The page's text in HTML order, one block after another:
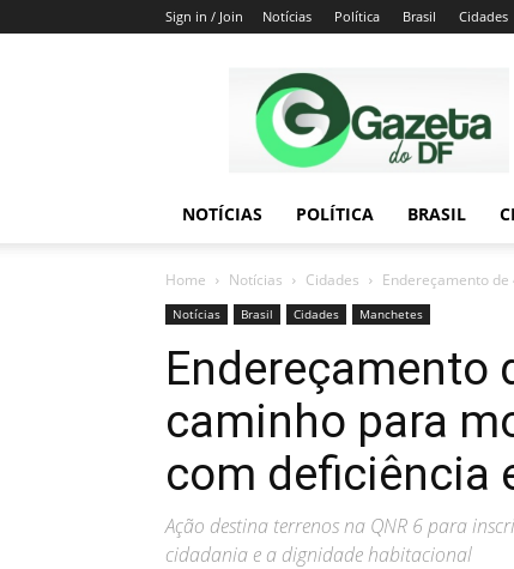
Sign in / Join Notícias Política Brasil Cidades
do
DF
NOTÍCIAS POLÍTICA BRASIL
Home Notícias Cidades Endereçamento
Notícias Brasil Cidades Manchetes
Endereçamento
caminho para
com deficiência
Ação destina terrenos na QNR 6 para
cidadania e a dignidade habitacional